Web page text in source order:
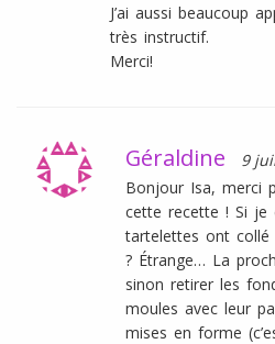
J’ai aussi beaucoup
très instructif.
Merci!
Géraldine
9
Bonjour Isa, merci
cette recette ! Si je
tartelettes ont collé
? Étrange… La
sinon retirer les
moules avec leur
mises en forme